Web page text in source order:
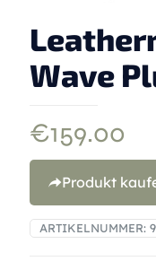
Wave
€159.00
Produkt
ARTIKELNUMMER: